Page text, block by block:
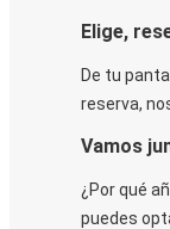
Elige,
De tu
reserva,
Vamos
¿Por qué
puedes